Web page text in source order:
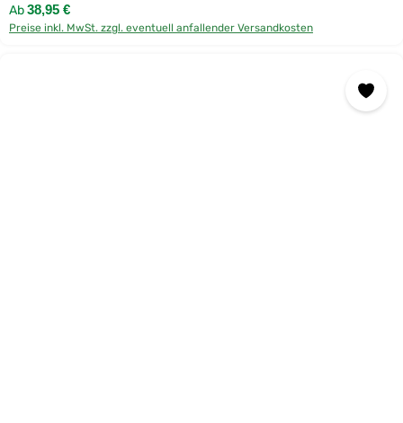
Regulärer Preis:
Ab38,95 €
Preise inkl. MwSt. zzgl. eventuell anfallender Versandkosten